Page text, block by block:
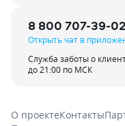
8 800 707-39-02
Открыть чат в
Служба заботы о
до 21:00 по МСК
О проектеКонтакты